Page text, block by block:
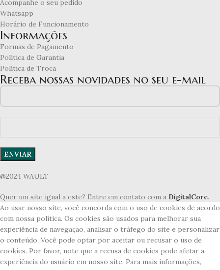
Acompanhe o seu pedido
Whatsapp
Horário de Funcionamento
Informações
Formas de Pagamento
Política de Garantia
Política de Troca
Receba nossas novidades no seu e-mail
@2024 WAULT
Quer um site igual a este? Entre em contato com a DigitalCore.
Ao usar nosso site, você concorda com o uso de cookies de acordo
com nossa política. Os cookies são usados para melhorar sua
experiência de navegação, analisar o tráfego do site e personalizar
o conteúdo. Você pode optar por aceitar ou recusar o uso de
cookies. Por favor, note que a recusa de cookies pode afetar a
experiência do usuário em nosso site. Para mais informações,